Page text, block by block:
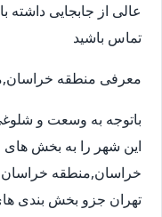
عالی از جابجایی داشته
تماس باشید
معرفی منطقه
باتوجه به وسعت و
این شهر را به بخش
خراسان,منطقه
تهران جزو بخش بندی